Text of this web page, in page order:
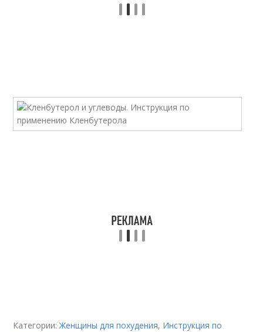
Категории:Женщины для похудения, Инструкция по